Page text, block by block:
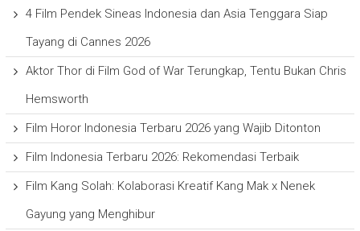
4 Film Pendek Sineas Indonesia dan Asia Tenggara Siap
Tayang di Cannes 2026
Aktor Thor di Film God of War Terungkap, Tentu Bukan Chris
Hemsworth
Film Horor Indonesia Terbaru 2026 yang Wajib Ditonton
Film Indonesia Terbaru 2026: Rekomendasi Terbaik
Film Kang Solah: Kolaborasi Kreatif Kang Mak x Nenek
Gayung yang Menghibur